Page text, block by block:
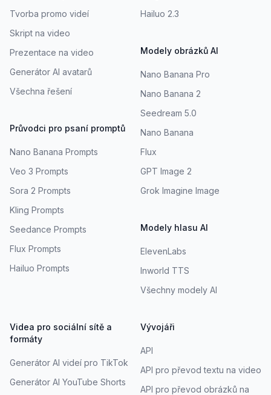
Tvorba promo videí
Skript na video
Prezentace na video
Generátor AI avatarů
Všechna řešení
Průvodci pro psaní promptů
Nano Banana Prompts
Veo 3 Prompts
Sora 2 Prompts
Kling Prompts
Seedance Prompts
Flux Prompts
Hailuo Prompts
Hailuo 2.3
Modely obrázků AI
Nano Banana Pro
Nano Banana 2
Seedream 5.0
Nano Banana
Flux
GPT Image 2
Grok Imagine Image
Modely hlasu AI
ElevenLabs
Inworld TTS
Všechny modely AI
Videa pro sociální sítě a
formáty
Generátor AI videí pro TikTok
Generátor AI YouTube Shorts
Vývojáři
API
API pro převod textu na video
API pro převod obrázků na